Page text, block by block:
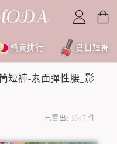
熱賣排行 夏日短褲
短褲-素面彈性腰_影
已賣出: 1847 件